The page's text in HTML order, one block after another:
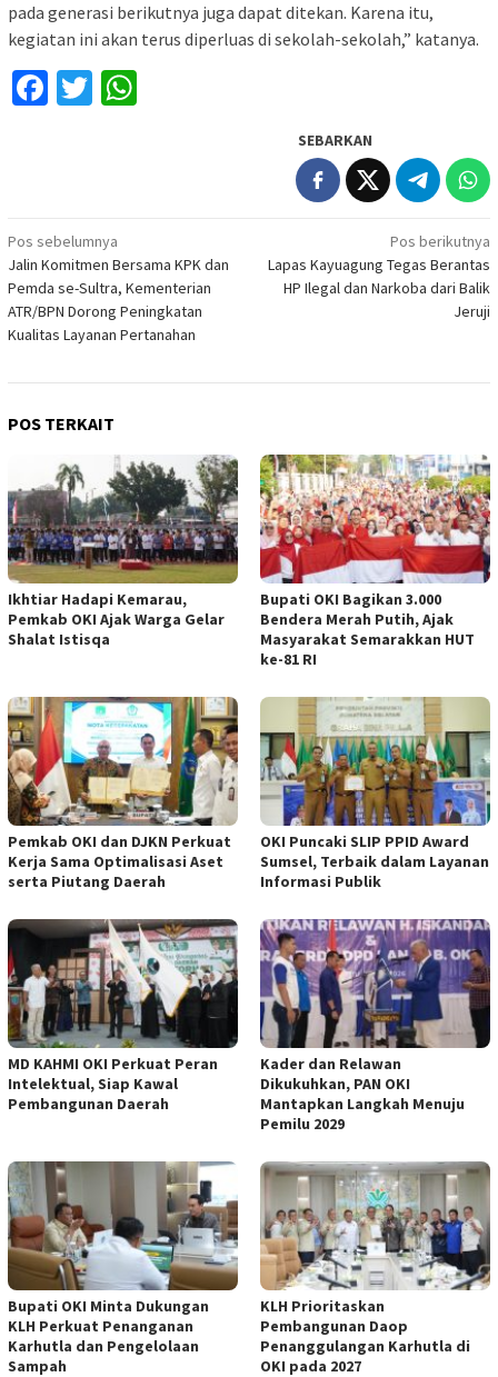
pada generasi berikutnya juga dapat ditekan. Karena itu,
kegiatan ini akan terus diperluas di sekolah-sekolah,” katanya.
Facebook
Twitter
SEBARKAN
Navigasi
pos
Pos sebelumnya
Jalin Komitmen Bersama KPK dan
Pemda se-Sultra, Kementerian
ATR/BPN Dorong Peningkatan
Kualitas Layanan Pertanahan
Pos berikutnya
Lapas Kayuagung Tegas Berantas
HP Ilegal dan Narkoba dari Balik
Jeruji
POS TERKAIT
Ikhtiar Hadapi Kemarau,
Pemkab OKI Ajak Warga Gelar
Shalat Istisqa
Bupati OKI Bagikan 3.000
Bendera Merah Putih, Ajak
Masyarakat Semarakkan HUT
ke-81 RI
Pemkab OKI dan DJKN Perkuat
Kerja Sama Optimalisasi Aset
serta Piutang Daerah
OKI Puncaki SLIP PPID Award
Sumsel, Terbaik dalam Layanan
Informasi Publik
MD KAHMI OKI Perkuat Peran
Intelektual, Siap Kawal
Pembangunan Daerah
Kader dan Relawan
Dikukuhkan, PAN OKI
Mantapkan Langkah Menuju
Pemilu 2029
Bupati OKI Minta Dukungan
KLH Perkuat Penanganan
Karhutla dan Pengelolaan
Sampah
KLH Prioritaskan
Pembangunan Daop
Penanggulangan Karhutla di
OKI pada 2027